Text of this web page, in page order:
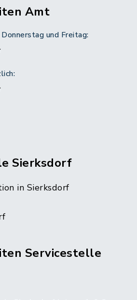
Amt
und Freitag:
Sierksdorf
in Sierksdorf
Servicestelle